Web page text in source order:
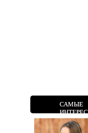
САМЫЕ